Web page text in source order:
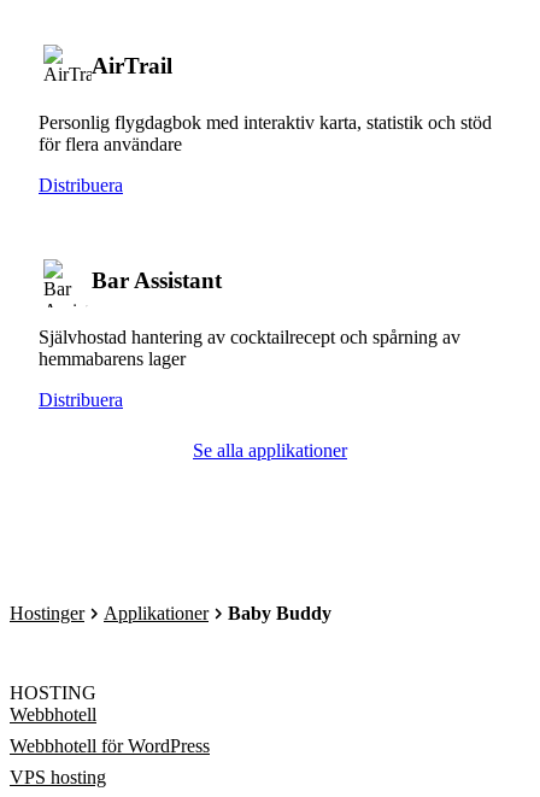
AirTrail
Personlig flygdagbok med interaktiv karta, statistik och stöd
för flera användare
Distribuera
Bar Assistant
Självhostad hantering av cocktailrecept och spårning av
hemmabarens lager
Distribuera
Se alla applikationer
Hostinger Applikationer Baby Buddy
HOSTING
Webbhotell
Webbhotell för WordPress
VPS hosting